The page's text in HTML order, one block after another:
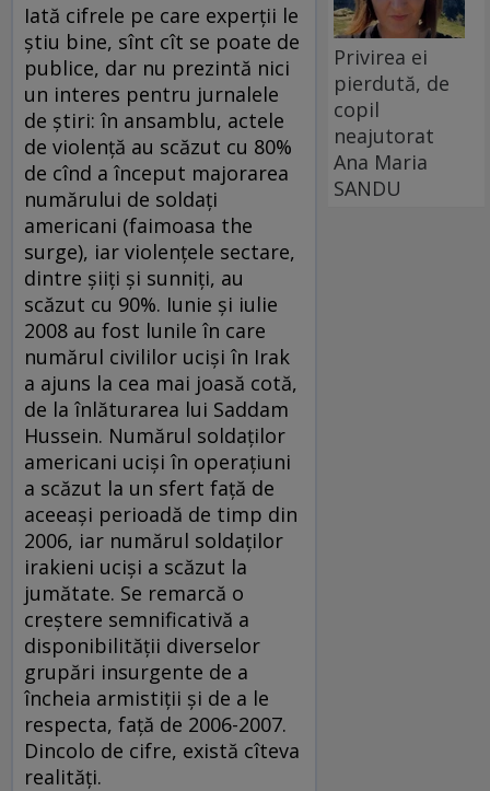
Iată cifrele pe care experţii le
ştiu bine, sînt cît se poate de
publice, dar nu prezintă nici
un interes pentru jurnalele
de ştiri: în ansamblu, actele
de violenţă au scăzut cu 80%
de cînd a început majorarea
numărului de soldaţi
americani (faimoasa the
surge), iar violenţele sectare,
dintre şiiţi şi sunniţi, au
scăzut cu 90%. Iunie şi iulie
2008 au fost lunile în care
numărul civililor ucişi în Irak
a ajuns la cea mai joasă cotă,
de la înlăturarea lui Saddam
Hussein. Numărul soldaţilor
americani ucişi în operaţiuni
a scăzut la un sfert faţă de
aceeaşi perioadă de timp din
2006, iar numărul soldaţilor
irakieni ucişi a scăzut la
jumătate. Se remarcă o
creştere semnificativă a
disponibilităţii diverselor
grupări insurgente de a
încheia armistiţii şi de a le
respecta, faţă de 2006-2007.
Dincolo de cifre, există cîteva
realităţi.
Privirea ei
pierdută, de
copil
neajutorat
Ana Maria
SANDU